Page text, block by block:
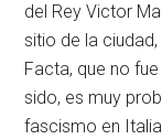
del Rey Victor
sitio de la
Facta, que no
sido, es muy
fascismo en